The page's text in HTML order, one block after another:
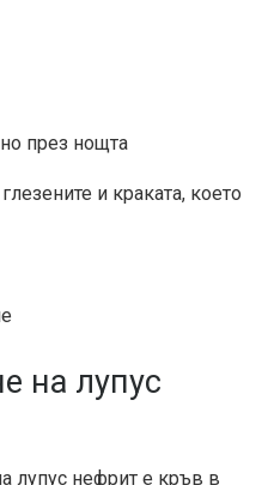
през нощта
и краката, което
на лупус
лупус нефрит е кръв в